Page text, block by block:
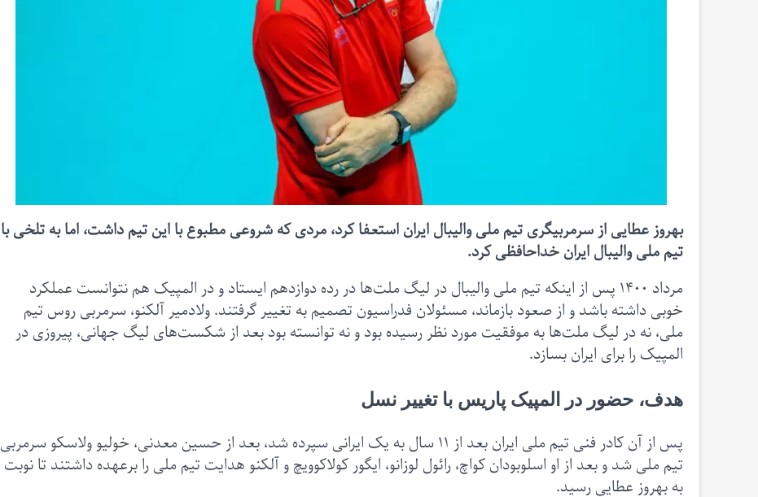
بهروز عطایی از سرمربیگری تیم ملی والیبال ایران استعفا کرد، مردی که شروعی مطبوع با این تیم داشت، اما به تلخی با
تیم ملی والیبال ایران خداحافظی کرد.
مرداد ۱۴۰۰ پس از اینکه تیم ملی والیبال در لیگ ملت‌ها در رده دوازدهم ایستاد و در المپیک هم نتوانست عملکرد
خوبی داشته باشد و از صعود بازماند، مسئولان فدراسیون تصمیم به تغییر گرفتند. ولادمیر آلکنو، سرمربی روس تیم
ملی، نه در لیگ ملت‌‌ها به موفقیت مورد نظر رسیده بود و نه توانسته بود بعد از شکست‌های لیگ جهانی، پیروزی در
المپیک را برای ایران بسازد.
هدف، حضور در المپیک پاریس با تغییر نسل
پس از آن کادر فنی تیم ملی ایران بعد از ۱۱ سال به یک ایرانی سپرده شد، بعد از حسین معدنی، خولیو ولاسکو سرمربی
تیم ملی شد و بعد از او اسلوبودان کواچ، رائول لوزانو، ایگور کولاکوویچ و آلکنو هدایت تیم ملی را برعهده داشتند تا نوبت
به بهروز عطایی رسید.